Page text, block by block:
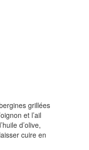
grillées
et l’ail
d’olive,
cuire en